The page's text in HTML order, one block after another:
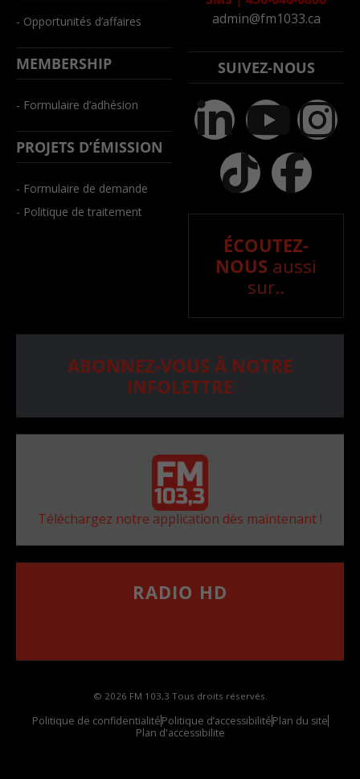
- Opportunités d’affaires
MEMBERSHIP
- Formulaire d’adhésion
PROJETS D’ÉMISSION
- Formulaire de demande
- Politique de traitement
admin@fm1033.ca
SUIVEZ-NOUS
ÉCOUTEZ-
NOUS aussi
sur..
ABONNEZ-VOUS À NOTRE
INFOLETTRE
Téléchargez notre application dès maintenant !
RADIO HD
© 2026 FM 103,3 Tous droits réservés.
Politique de confidentialitéPolitique d’accessibilitéPlan du site
Plan d'accessibilite